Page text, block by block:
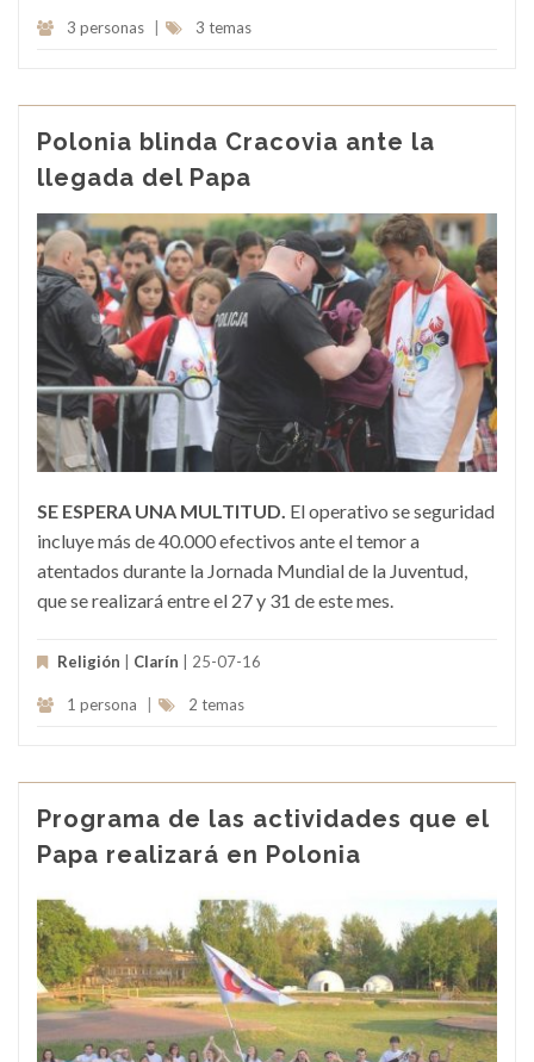
3 personas 3 temas
Polonia blinda Cracovia ante la
llegada del Papa
SE ESPERA UNA MULTITUD. El operativo se seguridad
incluye más de 40.000 efectivos ante el temor a
atentados durante la Jornada Mundial de la Juventud,
que se realizará entre el 27 y 31 de este mes.
Religión Clarín | 25-07-16
1 persona 2 temas
Programa de las actividades que el
Papa realizará en Polonia